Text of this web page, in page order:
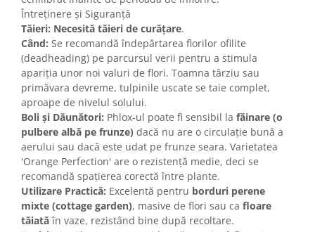
Întreținere și Siguranță
Tăieri: Necesită tăieri de curățare.
Când: Se recomandă îndepărtarea florilor ofilite
(deadheading) pe parcursul verii pentru a stimula
apariția unor noi valuri de flori. Toamna târziu sau
primăvara devreme, tulpinile uscate se taie complet,
aproape de nivelul solului.
Boli și Dăunători: Phlox-ul poate fi sensibil la făinare (o
pulbere albă pe frunze) dacă nu are o circulație bună a
aerului sau dacă este udat pe frunze seara. Varietatea
'Orange Perfection' are o rezistență medie, deci se
recomandă spațierea corectă între plante.
Utilizare Practică: Excelentă pentru borduri perene
mixte (cottage garden), masive de flori sau ca floare
tăiatăîn vaze, rezistând bine după recoltare.